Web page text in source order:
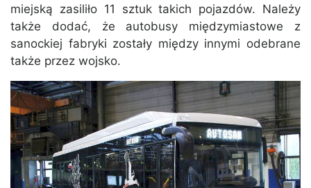
miejską zasiliło 11 sztuk takich pojazdów. Należy
także dodać, że autobusy międzymiastowe z
sanockiej fabryki zostały między innymi odebrane
także przez wojsko.